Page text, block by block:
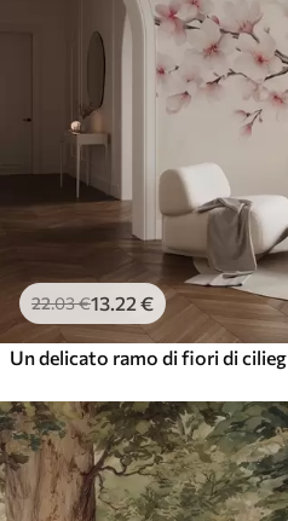
22.03€13 .22 €